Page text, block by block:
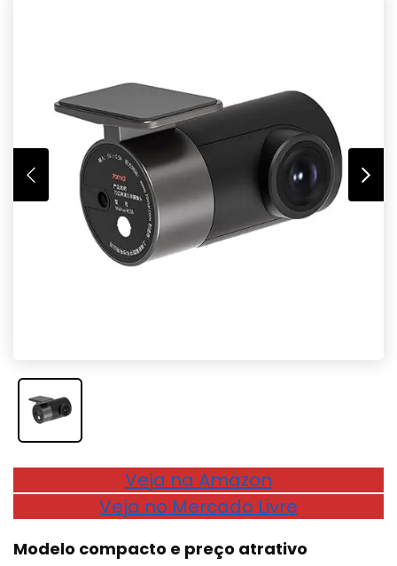
Veja na Amazon
Veja no Mercado Livre
Modelo compacto e preço atrativo